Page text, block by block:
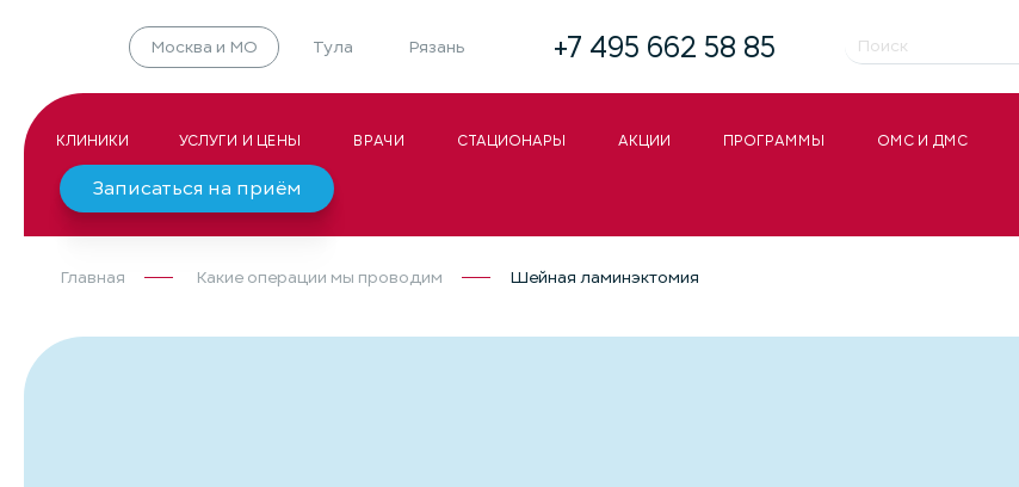
Москва и МО Тула Рязань +7 495 662 58 85
КЛИНИКИ УСЛУГИ И ЦЕНЫ ВРАЧИ СТАЦИОНАРЫ АКЦИИ ПРОГРАММЫ ОМС И ДМС
Записаться на приём
Главная Какие операции мы проводим Шейная ламинэктомия